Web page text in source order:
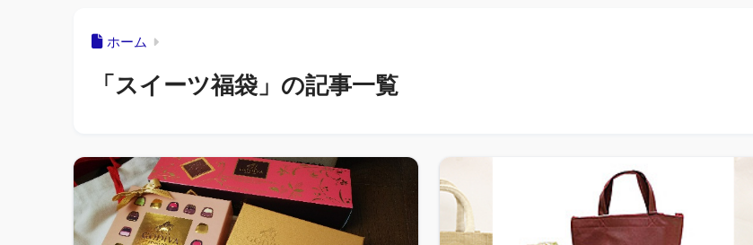
ホーム
「スイーツ福袋」の記事一覧